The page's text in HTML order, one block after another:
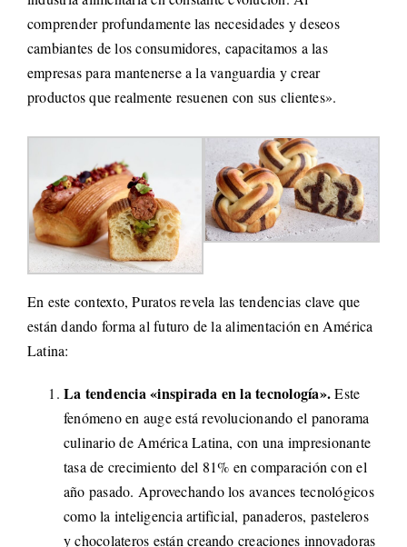
comprender profundamente las necesidades y deseos
cambiantes de los consumidores, capacitamos a las
empresas para mantenerse a la vanguardia y crear
productos que realmente resuenen con sus clientes».
En este contexto, Puratos revela las tendencias clave que
están dando forma al futuro de la alimentación en América
Latina:
La tendencia «inspirada en la tecnología».Este
fenómeno en auge está revolucionando el panorama
culinario de América Latina, con una impresionante
tasa de crecimiento del 81% en comparación con el
año pasado. Aprovechando los avances tecnológicos
como la inteligencia artificial, panaderos, pasteleros
y chocolateros están creando creaciones innovadoras